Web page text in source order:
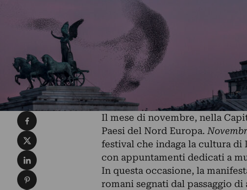
Il mese di novembre, nella
Paesi del Nord Europa.
festival che indaga la cultura di
con appuntamenti dedicati a
In questa occasione, la
romani segnati dal passaggio
Condividi su Facebook
Condividi su X
Condividi su LinkedIn
Condividi su Pinterest